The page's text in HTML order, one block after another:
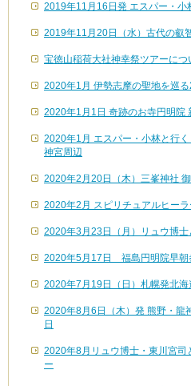
2019年11月16日発 エスパー・
2019年11月20日（水）古代の叡
宝徳山稲荷大社神幸祭ツアーにつ
2020年1月 伊勢志摩の聖地を巡る
2020年1月1日 奇跡のお寺円明院
2020年1月 エスパー・小林と行
神宮周辺
2020年2月20日（木）三峯神社
2020年2月 スピリチュアルヒー
2020年3月23日（月）リュウ博
2020年5月17日 福島円明院早朝
2020年7月19日（日）札幌発北海
2020年8月6日（木）発 熊野・龍
日
2020年8月リュウ博士・東川宮
ー